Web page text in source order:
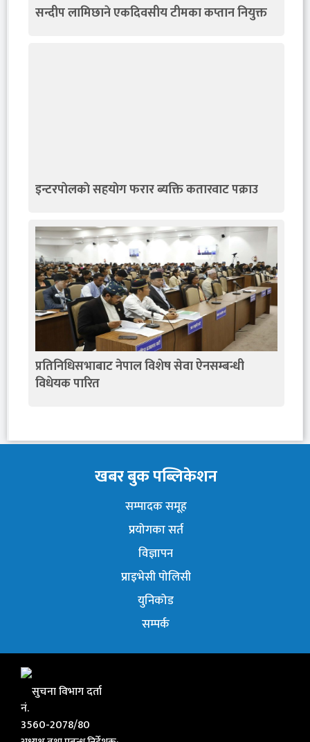
सन्दीप लामिछाने एकदिवसीय टीमका कप्तान नियुक्त
इन्टरपाेलकाे सहयाेग फरार ब्यक्ति कतारवाट पक्राउ
प्रतिनिधिसभाबाट नेपाल विशेष सेवा ऐनसम्बन्धी
विधेयक पारित
खबर बुक पब्लिकेशन
सम्पादक समूह
प्रयोगका सर्त
विज्ञापन
प्राइभेसी पोलिसी
युनिकोड
सम्पर्क
सुचना विभाग दर्ता
नं.
3560-2078/80